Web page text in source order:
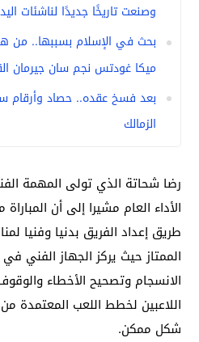
وصنعت تاريخًا جديدًا لناشئات اليد
بحث في الإسلام بسببها.. من
ميكا غودتس نجم سان جيرمان
بعد فسخ عقده.. حصاد وأرقام
الزمالك
رضا شحاتة الذي تولى المهمة
الأداء العام مشيرا إلى أن
طريق إعداد الفريق بدنيا وفنيا
الممتاز حيث يركز الجهاز الفني
الانسجام وتصحيح الأخطاء
اللاعبين لخطط اللعب المعتمدة
شكل ممكن.